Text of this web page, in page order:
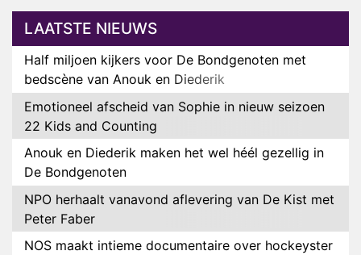
LAATSTE NIEUWS
Half miljoen kijkers voor De Bondgenoten met
bedscène van Anouk en Diederik
Emotioneel afscheid van Sophie in nieuw seizoen
22 Kids and Counting
Anouk en Diederik maken het wel héél gezellig in
De Bondgenoten
NPO herhaalt vanavond aflevering van De Kist met
Peter Faber
NOS maakt intieme documentaire over hockeyster